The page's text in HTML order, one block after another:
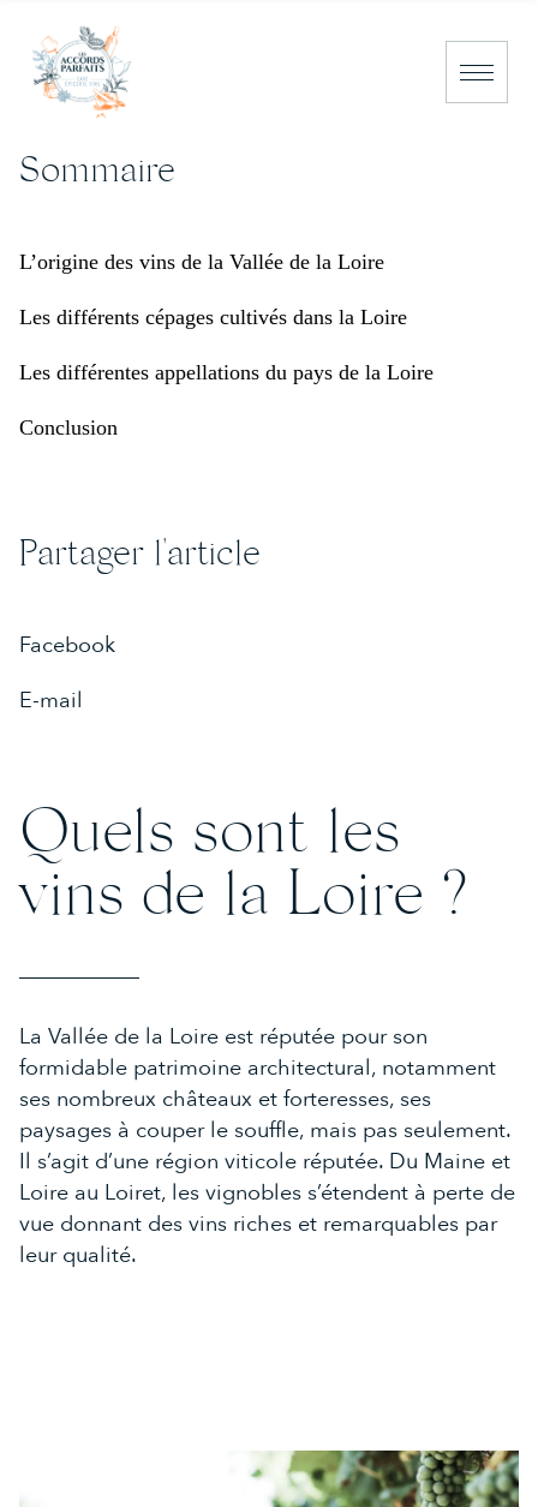
NOS BOUTIQUES
DEAUVILLE
PORT EN BESSIN
Sommaire
L’origine des vins de la Vallée de la Loire
Les différents cépages cultivés dans la Loire
Les différentes appellations du pays de la Loire
Conclusion
Partager l'article
Facebook
E-mail
Quels sont les
vins de la Loire ?
La Vallée de la Loire est réputée pour son
formidable patrimoine architectural, notamment
ses nombreux châteaux et forteresses, ses
paysages à couper le souffle, mais pas seulement.
Il s’agit d’une région viticole réputée. Du Maine et
Loire au Loiret, les vignobles s’étendent à perte de
vue donnant des vins riches et remarquables par
leur qualité.